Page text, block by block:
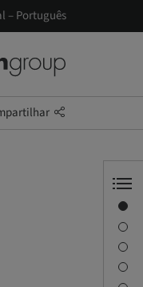
– Português